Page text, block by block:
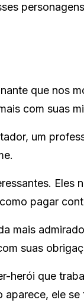
que nos
com suas
um
Eles
pagar
mais
suas
herói que
ele